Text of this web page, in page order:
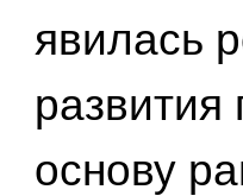
явилась
основу